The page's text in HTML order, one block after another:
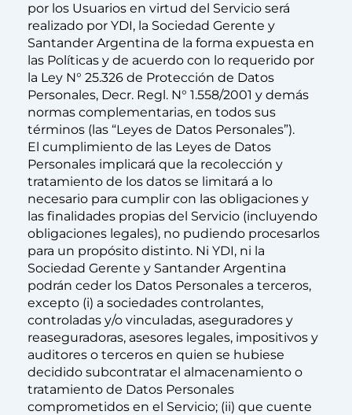
por los Usuarios en virtud del Servicio será
realizado por YDI, la Sociedad Gerente y
Santander Argentina de la forma expuesta en
las Políticas y de acuerdo con lo requerido por
la Ley N° 25.326 de Protección de Datos
Personales, Decr. Regl. N° 1.558/2001 y demás
normas complementarias, en todos sus
términos (las “Leyes de Datos Personales”).
El cumplimiento de las Leyes de Datos
Personales implicará que la recolección y
tratamiento de los datos se limitará a lo
necesario para cumplir con las obligaciones y
las finalidades propias del Servicio (incluyendo
obligaciones legales), no pudiendo procesarlos
para un propósito distinto. Ni YDI, ni la
Sociedad Gerente y Santander Argentina
podrán ceder los Datos Personales a terceros,
excepto (i) a sociedades controlantes,
controladas y/o vinculadas, aseguradores y
reaseguradoras, asesores legales, impositivos y
auditores o terceros en quien se hubiese
decidido subcontratar el almacenamiento o
tratamiento de Datos Personales
comprometidos en el Servicio; (ii) que cuente